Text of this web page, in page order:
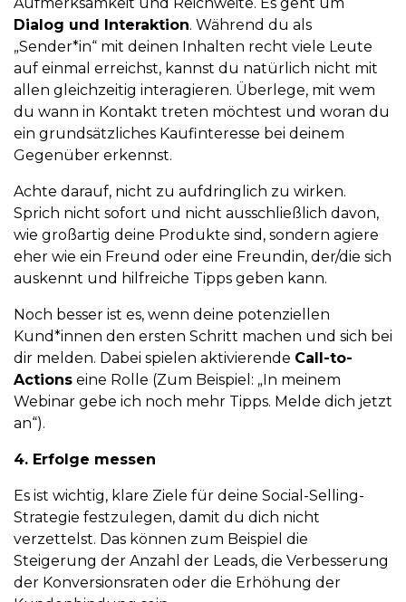
Dialog und Interaktion. Während du als
„Sender*in“ mit deinen Inhalten recht viele Leute
auf einmal erreichst, kannst du natürlich nicht mit
allen gleichzeitig interagieren. Überlege, mit wem
du wann in Kontakt treten möchtest und woran du
ein grundsätzliches Kaufinteresse bei deinem
Gegenüber erkennst.
Achte darauf, nicht zu aufdringlich zu wirken.
Sprich nicht sofort und nicht ausschließlich davon,
wie großartig deine Produkte sind, sondern agiere
eher wie ein Freund oder eine Freundin, der/die sich
auskennt und hilfreiche Tipps geben kann.
Noch besser ist es, wenn deine potenziellen
Kund*innen den ersten Schritt machen und sich bei
dir melden. Dabei spielen aktivierende Call-to-
Actions eine Rolle (Zum Beispiel: „In meinem
Webinar gebe ich noch mehr Tipps. Melde dich jetzt
an“).
4. Erfolge messen
Es ist wichtig, klare Ziele für deine Social-Selling-
Strategie festzulegen, damit du dich nicht
verzettelst. Das können zum Beispiel die
Steigerung der Anzahl der Leads, die Verbesserung
der Konversionsraten oder die Erhöhung der